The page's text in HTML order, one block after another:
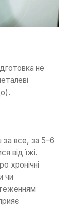
не
все, за 5–6
від їжі.
хронічні
чи